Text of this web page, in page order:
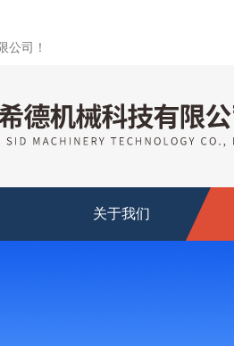
公司！
关于我们